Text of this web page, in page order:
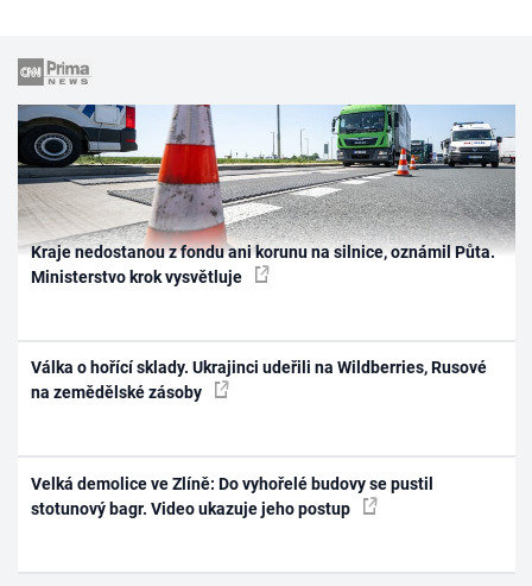
Kraje nedostanou z fondu ani korunu na silnice, oznámil Půta.
Ministerstvo krok vysvětluje
Válka o hořící sklady. Ukrajinci udeřili na Wildberries, Rusové
na zemědělské zásoby
Velká demolice ve Zlíně: Do vyhořelé budovy se pustil
stotunový bagr. Video ukazuje jeho postup